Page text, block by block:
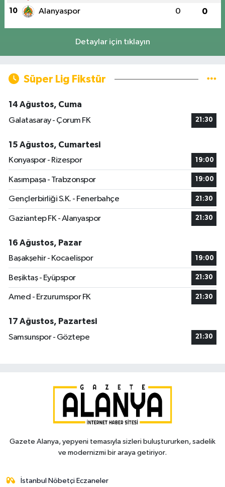
10 Alanyaspor 0 0
Detaylar için tıklayın
Süper Lig Fikstür
14 Ağustos, Cuma
Galatasaray - Çorum FK
21:30
15 Ağustos, Cumartesi
Konyaspor - Rizespor
19:00
Kasımpaşa - Trabzonspor 19:00
Gençlerbirliği S.K. - Fenerbahçe 21:30
Gaziantep FK - Alanyaspor 21:30
16 Ağustos, Pazar
Başakşehir - Kocaelispor
19:00
Beşiktaş - Eyüpspor 21:30
Amed - Erzurumspor FK 21:30
17 Ağustos, Pazartesi
Samsunspor - Göztepe
21:30
Gazete Alanya, yepyeni temasıyla sizleri buluştururken, sadelik
ve modernizmi bir araya getiriyor.
İstanbul Nöbetçi Eczaneler